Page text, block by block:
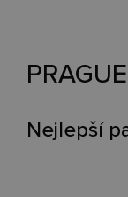
Nejlepší